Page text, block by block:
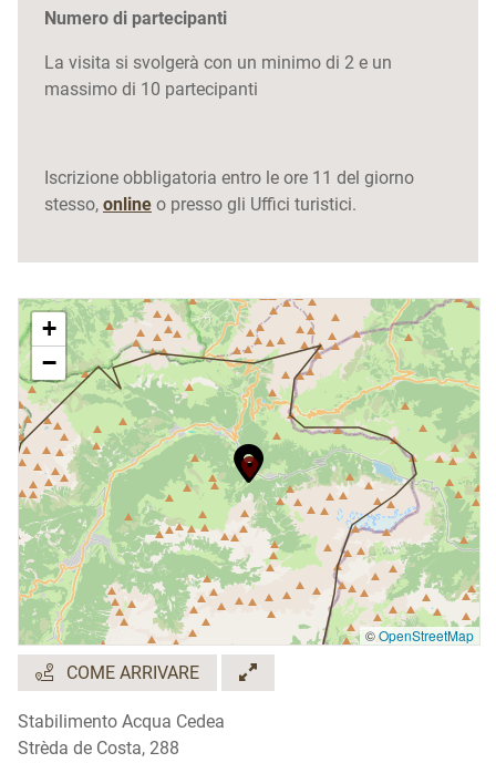
Numero di partecipanti
La visita si svolgerà con un minimo di 2 e un
massimo di 10 partecipanti
Iscrizione obbligatoria entro le ore 11 del giorno
stesso, online o presso gli Uffici turistici.
+
−
©OpenStreetMap
COME ARRIVARE
Stabilimento Acqua Cedea
Strèda de Costa, 288